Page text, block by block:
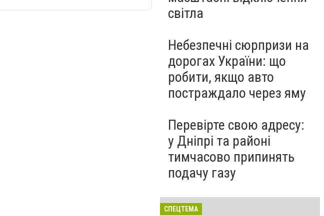
світла
Небезпечні сюрпризи на
дорогах України: що
робити, якщо авто
постраждало через яму
Перевірте свою адресу:
у Дніпрі та районі
тимчасово припинять
подачу газу
СПЕЦТЕМА